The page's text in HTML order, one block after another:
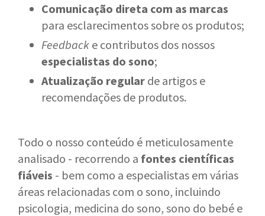
Comunicação direta com as marcas
para esclarecimentos sobre os produtos;
Feedback e contributos dos nossos
especialistas do sono;
Atualização regular de artigos e
recomendações de produtos.
Todo o nosso conteúdo é meticulosamente
analisado - recorrendo a fontes científicas
fiáveis - bem como a especialistas em várias
áreas relacionadas com o sono, incluindo
psicologia, medicina do sono, sono do bebé e